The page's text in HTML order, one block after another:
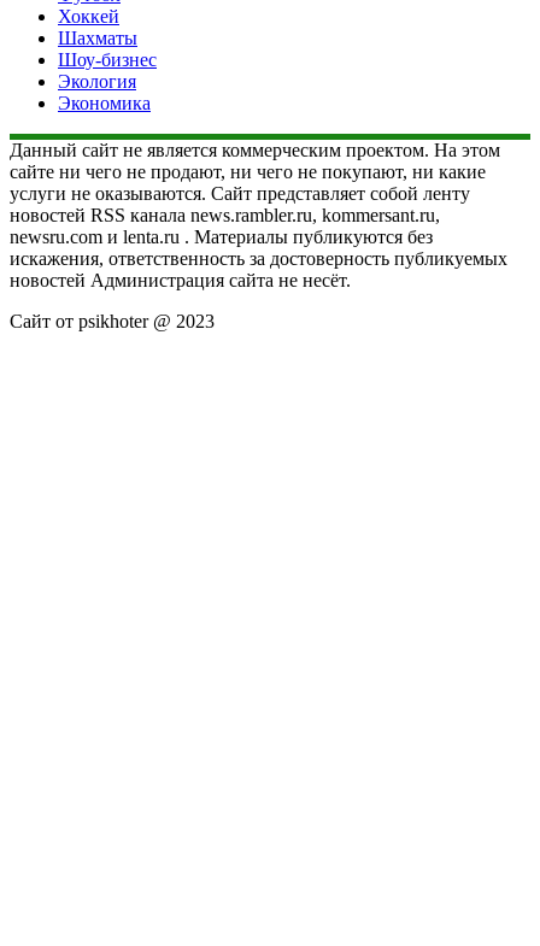
Хоккей
Шахматы
Шоу-бизнес
Экология
Экономика
Данный сайт не является коммерческим проектом. На этом
сайте ни чего не продают, ни чего не покупают, ни какие
услуги не оказываются. Сайт представляет собой ленту
новостей RSS канала news.rambler.ru, kommersant.ru,
newsru.com и lenta.ru . Материалы публикуются без
искажения, ответственность за достоверность публикуемых
новостей Администрация сайта не несёт.
Сайт от psikhoter @ 2023